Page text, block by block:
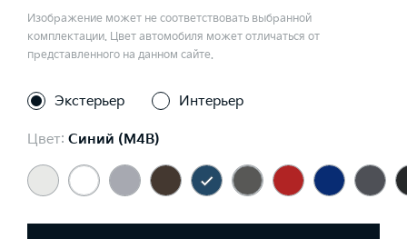
Изображение может не соответствовать выбранной
комплектации. Цвет автомобиля может отличаться от
представленного на данном сайте.
Экстерьер Интерьер
Цвет: Синий (M4B)